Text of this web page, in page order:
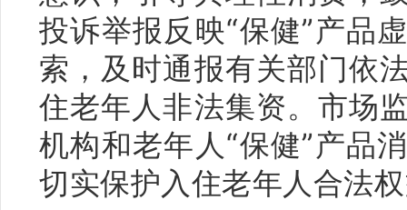
投诉举报反映“保健”产品
索，及时通报有关部门依
住老年人非法集资。市场
机构和老年人“保健”产品
切实保护入住老年人合法